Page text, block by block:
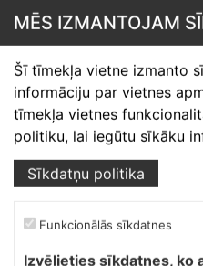
Detaļas garums,
mm
Skārdnieks M
Ofiss, ražošana,
MĒS IZMANTOJAM
Šī tīmekļa vietne izmanto
informāciju par vietnes
tīmekļa vietnes
politiku, lai iegūtu sīkāku
Sīkdatņu politika
Funkcionālās sīkdatnes
Izvēlieties sīkdatnes, ko